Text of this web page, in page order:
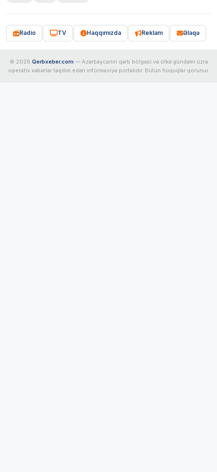
Radio TV Haqqımızda Reklam Əlaqə
© 2026 Qerbxeber.com — Azərbaycanın qərb bölgəsi və ölkə gündəmi üzrə
operativ xəbərlər təqdim edən informasiya portalıdır. Bütün hüquqlar qorunur.